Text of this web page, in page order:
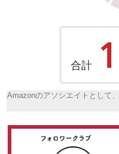
合計
Amazonのアソシエイトとして